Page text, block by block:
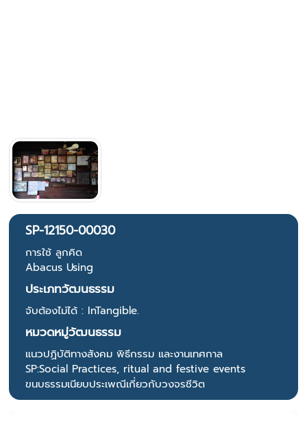
SP-12150-00030
การใช้ ลูกคิด
Abacus Using
ประเภทวัฒนธรรม
จับต้องไม่ได้ : InTangible.
หมวดหมู่วัฒนธรรม
แนวปฏิบัติทางสังคม พิธีกรรม และงานเทศกาล
SP:Social Practices, ritual and festive events
ขนบธรรมเนียบประเพณีเกี่ยวกับวงจรชีวิต